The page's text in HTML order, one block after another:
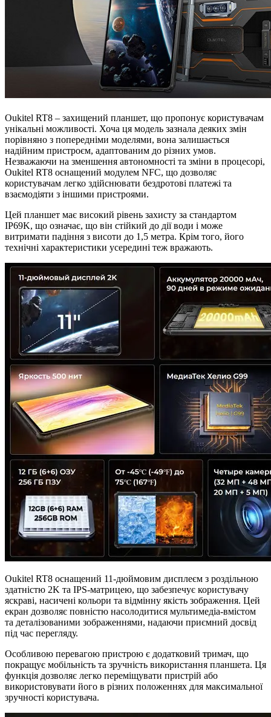
Oukitel RT8 – захищений планшет, що пропонує користувачам
унікальні можливості. Хоча ця модель зазнала деяких змін
порівняно з попередніми моделями, вона залишається
надійним пристроєм, адаптованим до різних умов.
Незважаючи на зменшення автономності та зміни в процесорі,
Oukitel RT8 оснащений модулем NFC, що дозволяє
користувачам легко здійснювати бездротові платежі та
взаємодіяти з іншими пристроями.
Цей планшет має високий рівень захисту за стандартом
IP69K, що означає, що він стійкий до дії води і може
витримати падіння з висоти до 1,5 метра. Крім того, його
технічні характеристики усередині теж вражають.
Oukitel RT8 оснащений 11-дюймовим дисплеєм з роздільною
здатністю 2K та IPS-матрицею, що забезпечує користувачу
яскраві, насичені кольори та відмінну якість зображення. Цей
екран дозволяє повністю насолодитися мультимедіа-вмістом
та деталізованими зображеннями, надаючи приємний досвід
під час перегляду.
Особливою перевагою пристрою є додатковий тримач, що
покращує мобільність та зручність використання планшета. Ця
функція дозволяє легко переміщувати пристрій або
використовувати його в різних положеннях для максимальної
зручності користувача.